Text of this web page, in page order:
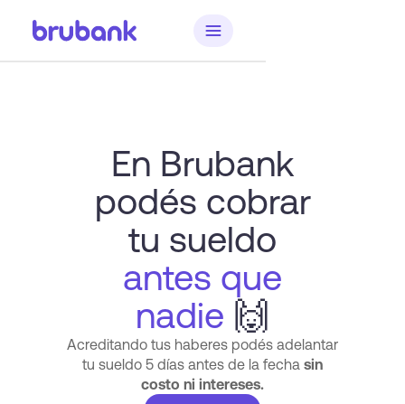
En Brubank
podés cobrar
tu sueldo
antes que
nadie 🙌
Acreditando tus haberes podés adelantar
tu sueldo 5 días antes de la fecha sin
costo ni intereses.